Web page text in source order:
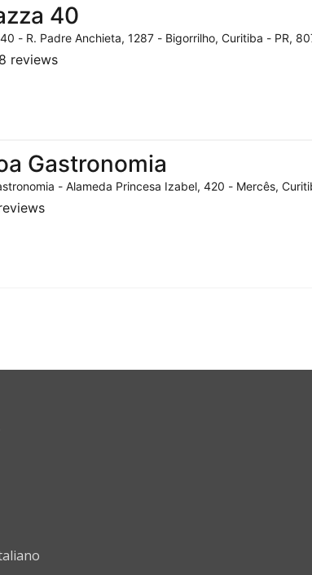
40
- R. Padre Anchieta, 1287 - Bigorrilho, Curitiba - PR,
reviews
Gastronomia
- Alameda Princesa Izabel, 420 - Mercês,